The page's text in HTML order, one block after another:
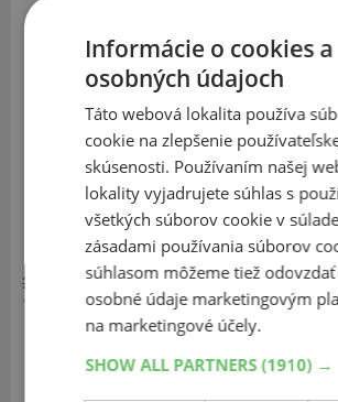
je nižší ako u väčšiny konkurentov v
Zhrnutie: Roadtec 02 je jasne športovo
voľba.
Vyniká v dynamickej jazde a udržiava
za mokra.
Jeho slabšou stránkou je rýchlejšie
zadnej pneumatiky, čo znižuje celkový
kilometrov v porovnaní s konkurenciou.
291,51 €
185,70 €
Expedujeme do 3-8
Informácie o cookies a
osobných údajoch
Táto webová lokalita používa
cookie na zlepšenie
skúsenosti. Používaním našej
lokality vyjadrujete súhlas s
všetkých súborov cookie v
zásadami používania súborov
súhlasom môžeme tiež
osobné údaje marketingovým
na marketingové účely.
SHOW ALL PARTNERS(1910) →